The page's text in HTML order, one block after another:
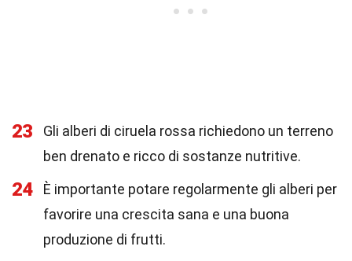
23
Gli alberi di ciruela rossa richiedono un terreno
ben drenato e ricco di sostanze nutritive.
24
È importante potare regolarmente gli alberi per
favorire una crescita sana e una buona
produzione di frutti.